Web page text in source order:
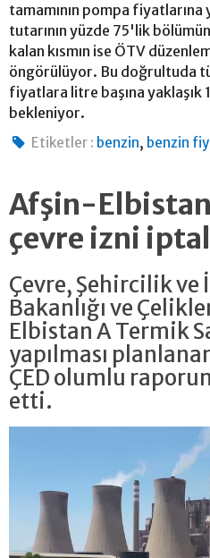
tamamının pompa fiyatlarına
tutarının yüzde 75'lik
kalan kısmın ise ÖTV
öngörülüyor. Bu doğrultuda
fiyatlara litre başına yaklaşık
bekleniyor.
Etiketler : benzin, benzin
Afşin-
çevre izni
Çevre, Şehircilik
Bakanlığı ve
Elbistan A Termik
yapılması
ÇED olumlu
etti.